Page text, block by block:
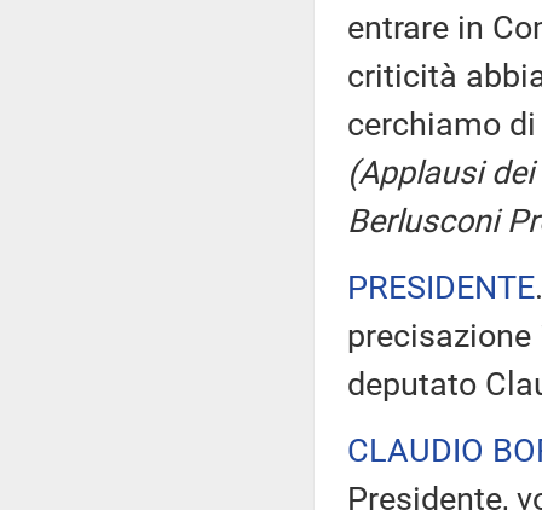
entrare in
criticità
cerchiamo
(Applausi
Berlusconi
PRESIDENTE
deputato
CLAUDIO
Presidente,